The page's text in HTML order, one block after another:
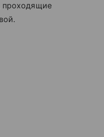
проходящие